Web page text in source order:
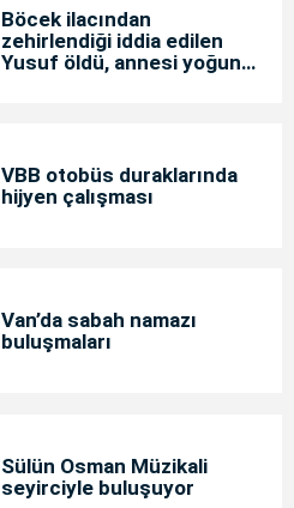
Böcek ilacından
zehirlendiği iddia edilen
Yusuf öldü, annesi yoğun
VBB otobüs duraklarında
hijyen çalışması
Van’da sabah namazı
buluşmaları
Sülün Osman Müzikali
seyirciyle buluşuyor